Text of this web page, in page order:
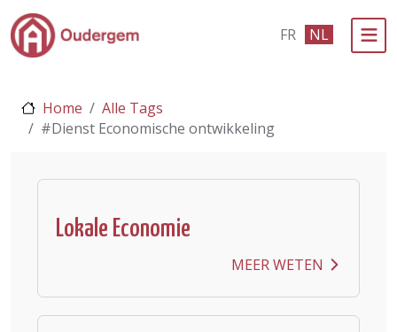
Ga naar de hoofdinhoud FR NL
Evenementen & Verenigingen
Home
Alle Tags
#Dienst Economische ontwikkeling
Lokale Economie
MEER WETEN